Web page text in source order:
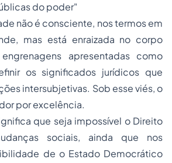
do poder"
não é consciente, nos termos em
mas está enraizada no corpo
apresentadas como
os significados jurídicos que
intersubjetivas. Sob esse viés, o
por excelência.
que seja impossível o Direito
sociais, ainda que nos
de o Estado Democrático